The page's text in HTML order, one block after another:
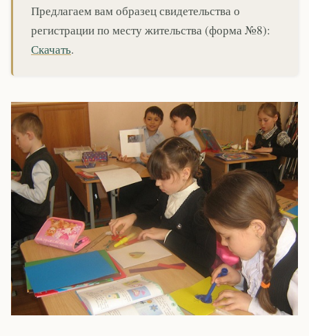
Предлагаем вам образец свидетельства о
регистрации по месту жительства (форма №8):
Скачать.